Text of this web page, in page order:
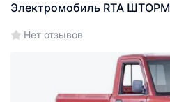
Электромобиль RTA ШТОРМ
Нет отзывов